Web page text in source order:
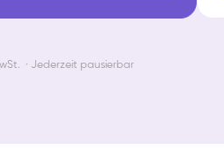
· Jederzeit pausierbar